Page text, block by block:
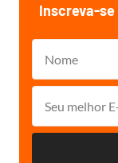
Inscreva-se